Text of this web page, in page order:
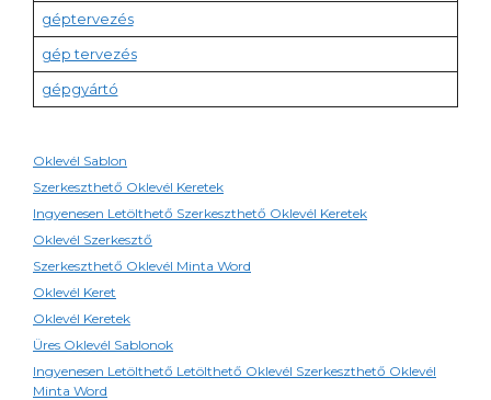
géptervezés
gép tervezés
gépgyártó
Oklevél Sablon
Szerkeszthető Oklevél Keretek
Ingyenesen Letölthető Szerkeszthető Oklevél Keretek
Oklevél Szerkesztő
Szerkeszthető Oklevél Minta Word
Oklevél Keret
Oklevél Keretek
Üres Oklevél Sablonok
Ingyenesen Letölthető Letölthető Oklevél Szerkeszthető Oklevél
Minta Word